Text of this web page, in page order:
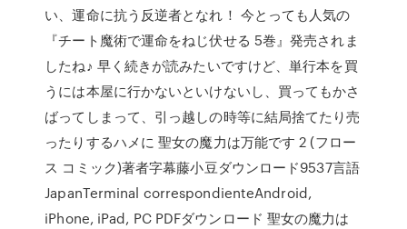
い、運命に抗う反逆者となれ！ 今とっても人気の
『チート魔術で運命をねじ伏せる 5巻』発売されま
したね♪ 早く続きが読みたいですけど、単行本を買
うには本屋に行かないといけないし、買ってもかさ
ばってしまって、引っ越しの時等に結局捨てたり売
ったりするハメに 聖女の魔力は万能です 2 (フロー
ス コミック)著者字幕藤小豆ダウンロード9537言語
JapanTerminal correspondienteAndroid,
iPhone, iPad, PC PDFダウンロード 聖女の魔力は